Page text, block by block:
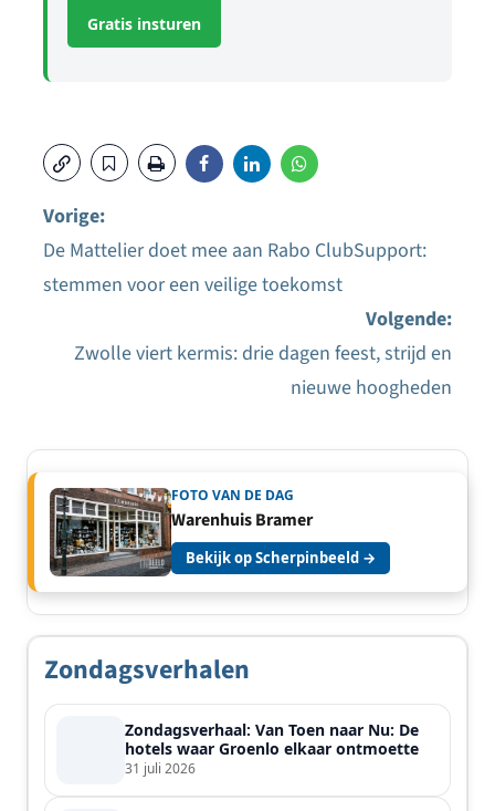
Gratis insturen
Bericht
Vorige:
De Mattelier doet mee aan Rabo ClubSupport:
stemmen voor een veilige toekomst
Volgende:
Zwolle viert kermis: drie dagen feest, strijd en
nieuwe hoogheden
FOTO VAN DE DAG
Warenhuis Bramer
Bekijk op Scherpinbeeld →
Zondagsverhalen
Zondagsverhaal: Van Toen naar Nu: De
hotels waar Groenlo elkaar ontmoette
31 juli 2026